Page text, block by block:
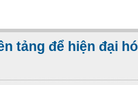
tảng để hiện đại